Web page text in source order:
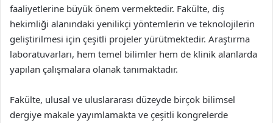
faaliyetlerine büyük önem vermektedir. Fakülte, diş
hekimliği alanındaki yenilikçi yöntemlerin ve teknolojilerin
geliştirilmesi için çeşitli projeler yürütmektedir. Araştırma
laboratuvarları, hem temel bilimler hem de klinik alanlarda
yapılan çalışmalara olanak tanımaktadır.
Fakülte, ulusal ve uluslararası düzeyde birçok bilimsel
dergiye makale yayımlamakta ve çeşitli kongrelerde